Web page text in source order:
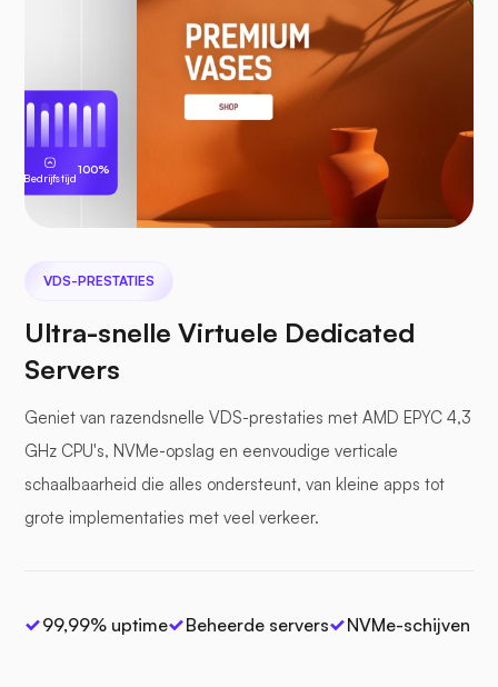
Bedrijfstijd
100%
VDS-PRESTATIES
Ultra-snelle Virtuele Dedicated
Servers
Geniet van razendsnelle VDS-prestaties met AMD EPYC 4,3
GHz CPU's, NVMe-opslag en eenvoudige verticale
schaalbaarheid die alles ondersteunt, van kleine apps tot
grote implementaties met veel verkeer.
99,99% uptime Beheerde servers NVMe-schijven